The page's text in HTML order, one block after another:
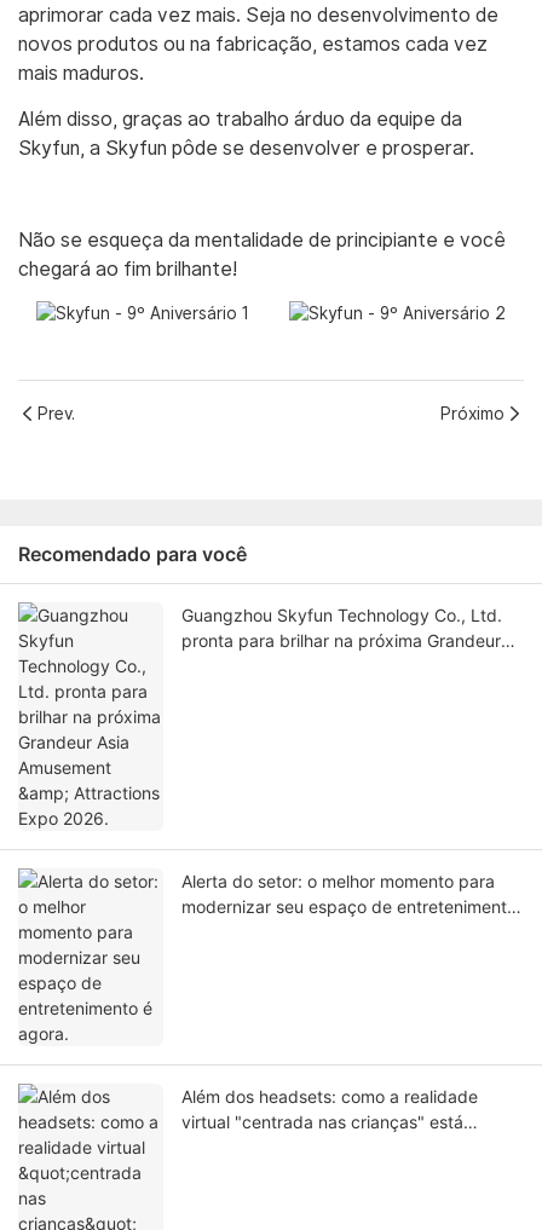
aprimorar cada vez mais. Seja no desenvolvimento de
novos produtos ou na fabricação, estamos cada vez
mais maduros.
Além disso, graças ao trabalho árduo da equipe da
Skyfun, a Skyfun pôde se desenvolver e prosperar.
Não se esqueça da mentalidade de principiante e você
chegará ao fim brilhante!
Prev. Próximo
Recomendado para você
Guangzhou Skyfun Technology Co., Ltd.
pronta para brilhar na próxima Grandeur
Alerta do setor: o melhor momento para
modernizar seu espaço de entretenimento
Além dos headsets: como a realidade
virtual "centrada nas crianças" está